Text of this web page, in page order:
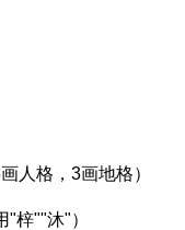
人格，3画地格）
"梓""沐"）